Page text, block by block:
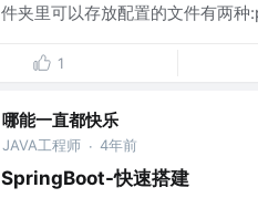
件夹里可以存放配置的文件有两
1
哪能一直都快乐
JAVA工程师 · 4年前
SpringBoot-快速搭建